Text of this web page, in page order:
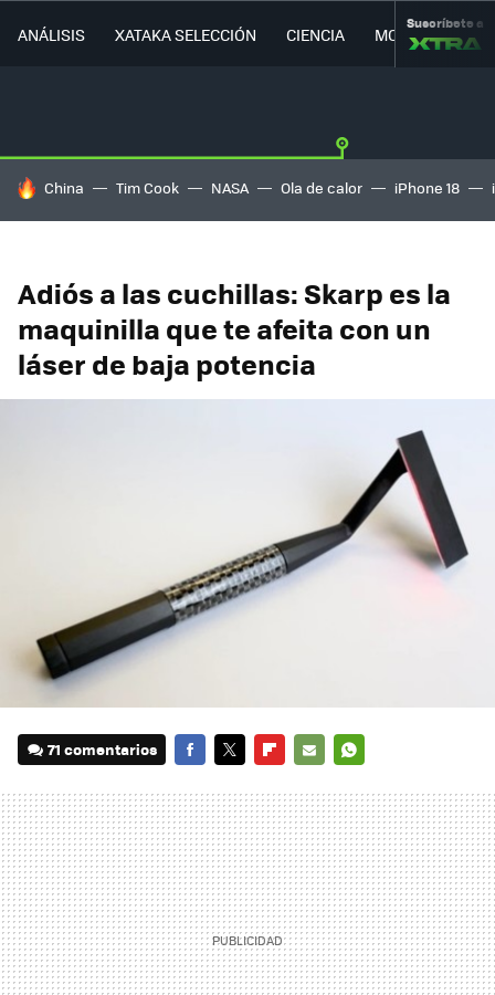
ANÁLISIS XATAKA SELECCIÓN CIENCIA MOVILIDAD
Suscríbete a
HOY SE HABLA DE
China Tim Cook NASA Ola de calor iPhone 18
Adiós a las cuchillas: Skarp es la
maquinilla que te afeita con un
láser de baja potencia
71 comentarios
MAIL